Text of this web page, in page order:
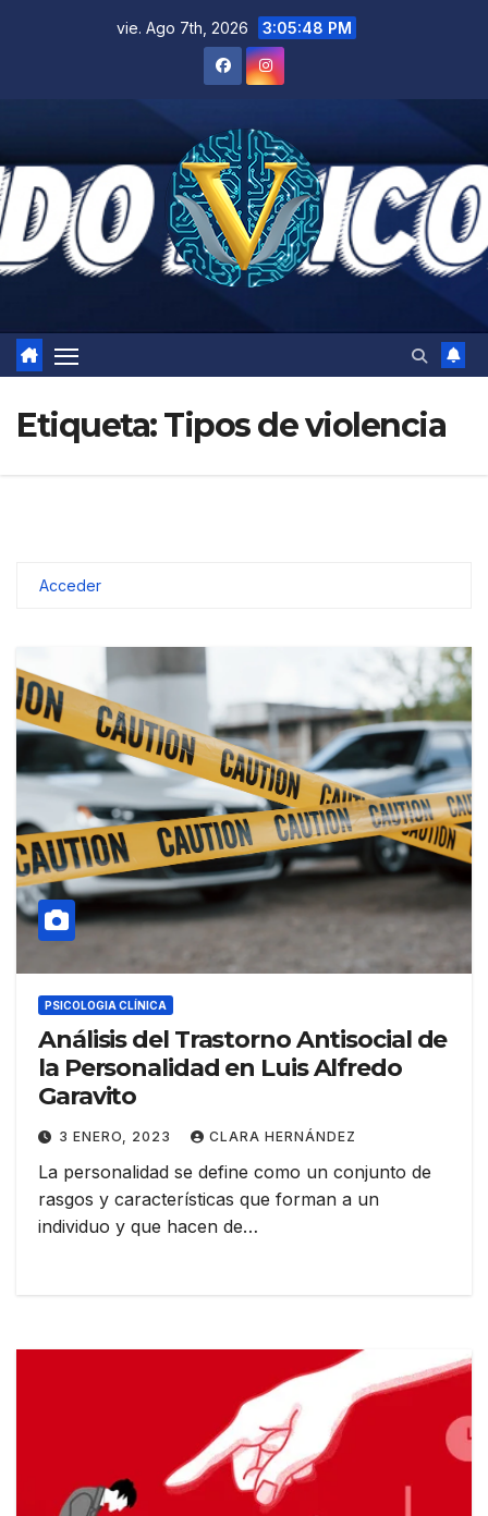
vie. Ago 7th, 2026 3:05:48 PM
Etiqueta:Tipos de violencia
Acceder
PSICOLOGIA CLÍNICA
Análisis del Trastorno Antisocial de
la Personalidad en Luis Alfredo
Garavito
3 ENERO, 2023 CLARA HERNÁNDEZ
La personalidad se define como un conjunto de
rasgos y características que forman a un
individuo y que hacen de…